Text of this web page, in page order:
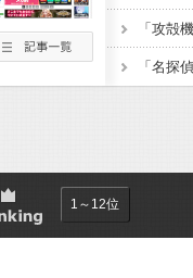
1～12位